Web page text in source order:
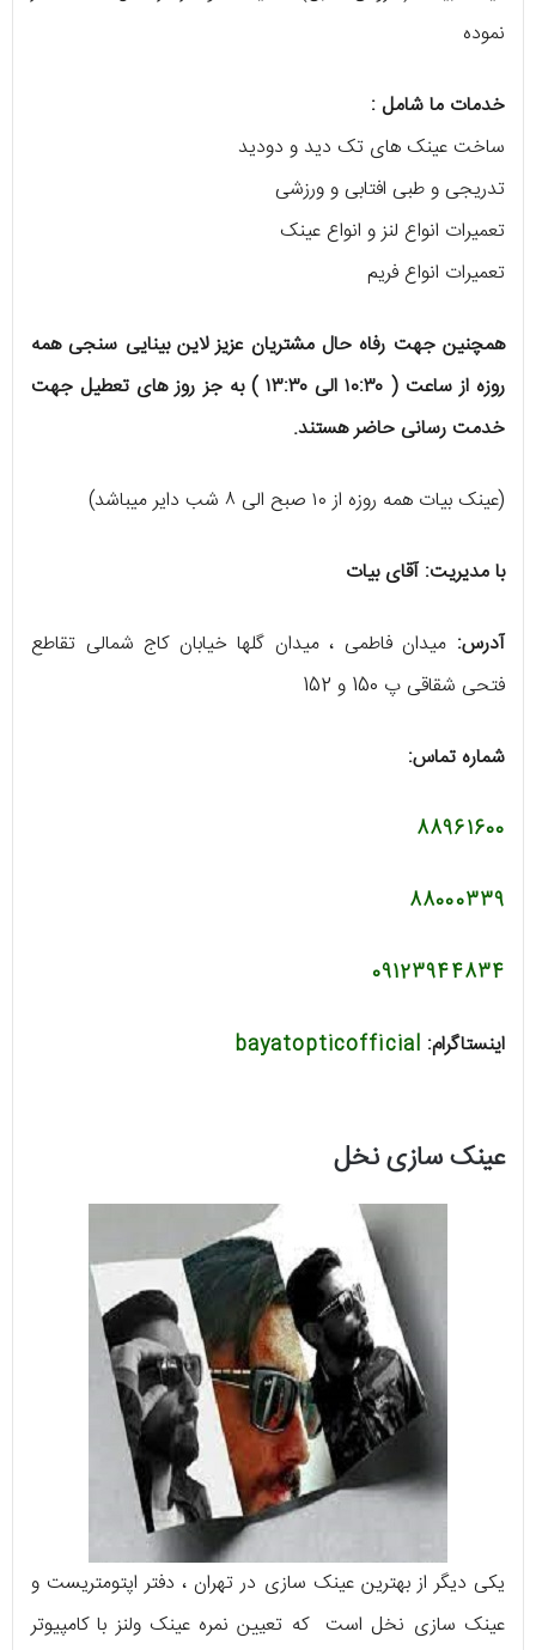
نموده
خدمات ما شامل :
ساخت عینک های تک دید و دودید
تدریجی و طبی افتابی و ورزشی
تعمیرات انواع لنز و انواع عینک
تعمیرات انواع فریم
همچنین جهت رفاه حال مشتریان عزیز لاین بینایی سنجی همه
روزه از ساعت ( ۱۰:۳۰ الی ۱۳:۳۰ ) به جز روز های تعطیل جهت
خدمت رسانی حاضر هستند.
(عینک بیات همه روزه از ۱۰ صبح الی ۸ شب دایر میباشد)
با مدیریت: آقای بیات
آدرس: میدان فاطمی ، میدان گلها خیابان کاج شمالی تقاطع
فتحی شقاقی پ 150 و 152
شماره تماس:
88961600
88000339
09123944834
اینستاگرام: bayatopticofficial
عینک سازی نخل
یکی دیگر از بهترین عینک سازی در تهران ، دفتر اپتومتریست و
عینک سازی نخل است که تعیین نمره عینک ولنز با کامپیوتر